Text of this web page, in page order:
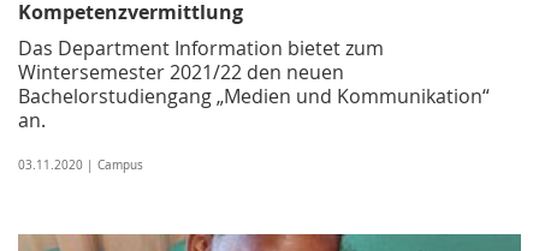
Kompetenzvermittlung
Das Department Information bietet zum
Wintersemester 2021/22 den neuen
Bachelorstudiengang „Medien und Kommunikation“
an.
03.11.2020 | Campus